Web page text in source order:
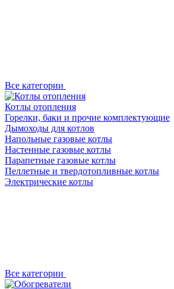
Все категории
Котлы отопления
Горелки, баки и прочие комплектующие
Дымоходы для котлов
Напольные газовые котлы
Настенные газовые котлы
Парапетные газовые котлы
Пеллетные и твердотопливные котлы
Электрические котлы
Все категории